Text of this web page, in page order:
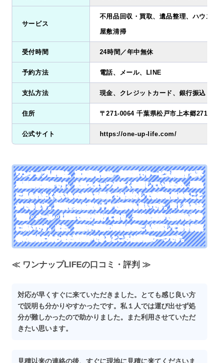
サービス
不用品回収・買取、遺品整理、ハウス
屋敷清掃
受付時間 24時間／年中無休
予約方法 電話、メール、LINE
支払方法 現金、クレジットカード、銀行振込
住所 〒271-0064 千葉県松戸市上本郷2719-3
公式サイト https://one-up-life.com/
ワンナップLIFEは、東京都を含め一都三県でサービス展開する不
用品回収業者です。女性スタッフが多く在籍しているため、男性
に見られたくないものがある場合でも安心して作業を任せること
ができます。実績や知名度も十分で評判も良いです。申し込みは
電話・メール・LINEで受け付けており、迅速な対応で評判も非常
に良いです。また、深夜や早朝の回収作業にも対応しており依頼
者の都合に合わせた対応ができるところは特徴の一つです。
≪ ワンナップLIFEの口コミ・評判 ≫
対応が早くすぐに来ていただきました。とても感じ良い方
で説明も分かりやすかったです。私１人では運び出せず処
分が難しかったので助かりました。また利用させていただ
きたい思います。
見積以来の連絡の後、すぐに現地に見積に来てくださいま